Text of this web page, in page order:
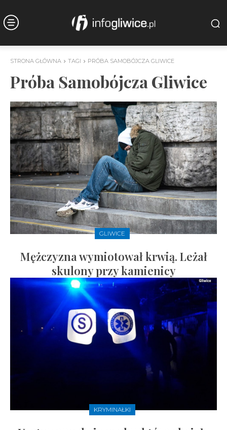
STRONA GŁÓWNA TAGI PRÓBA SAMOBÓJCZA GLIWICE
Próba Samobójcza Gliwice
GLIWICE
Mężczyzna wymiotował krwią. Leżał
skulony przy kamienicy
KRYMINAŁKI